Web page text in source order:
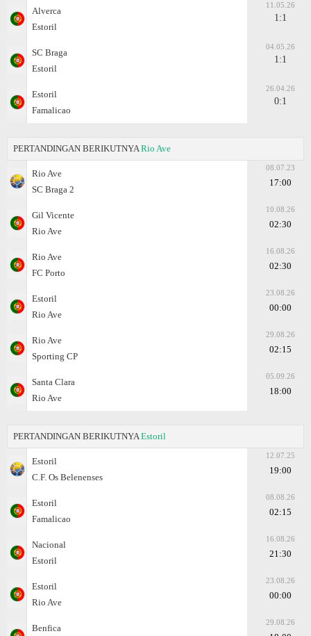
Alverca
Estoril
11.05.26
1:1
SC Braga
Estoril
04.05.26
1:1
Estoril
Famalicao
26.04.26
0:1
PERTANDINGAN BERIKUTNYA Rio Ave
Rio Ave
SC Braga 2
08.07.23
17:00
Gil Vicente
Rio Ave
10.08.26
02:30
Rio Ave
FC Porto
16.08.26
02:30
Estoril
Rio Ave
23.08.26
00:00
Rio Ave
Sporting CP
29.08.26
02:15
Santa Clara
Rio Ave
05.09.26
18:00
PERTANDINGAN BERIKUTNYA Estoril
Estoril
C.F. Os Belenenses
12.07.25
19:00
Estoril
Famalicao
08.08.26
02:15
Nacional
Estoril
16.08.26
21:30
Estoril
Rio Ave
23.08.26
00:00
Benfica
29.08.26